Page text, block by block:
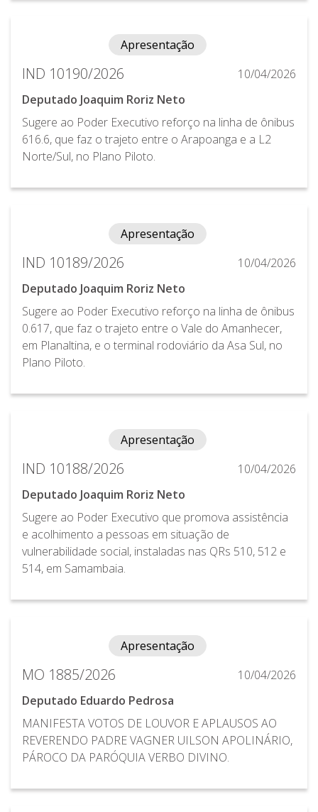
Apresentação
IND 10190/2026
10/04/2026
Deputado Joaquim Roriz Neto
Sugere ao Poder Executivo reforço na linha de ônibus
616.6, que faz o trajeto entre o Arapoanga e a L2
Norte/Sul, no Plano Piloto.
Apresentação
IND 10189/2026
10/04/2026
Deputado Joaquim Roriz Neto
Sugere ao Poder Executivo reforço na linha de ônibus
0.617, que faz o trajeto entre o Vale do Amanhecer,
em Planaltina, e o terminal rodoviário da Asa Sul, no
Plano Piloto.
Apresentação
IND 10188/2026
10/04/2026
Deputado Joaquim Roriz Neto
Sugere ao Poder Executivo que promova assistência
e acolhimento a pessoas em situação de
vulnerabilidade social, instaladas nas QRs 510, 512 e
514, em Samambaia.
Apresentação
MO 1885/2026
10/04/2026
Deputado Eduardo Pedrosa
MANIFESTA VOTOS DE LOUVOR E APLAUSOS AO
REVERENDO PADRE VAGNER UILSON APOLINÁRIO,
PÁROCO DA PARÓQUIA VERBO DIVINO.